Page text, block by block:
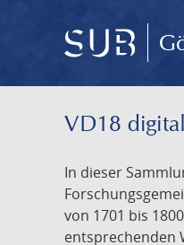
VD18 digital
In dieser
von 1701 bis
entsprechenden